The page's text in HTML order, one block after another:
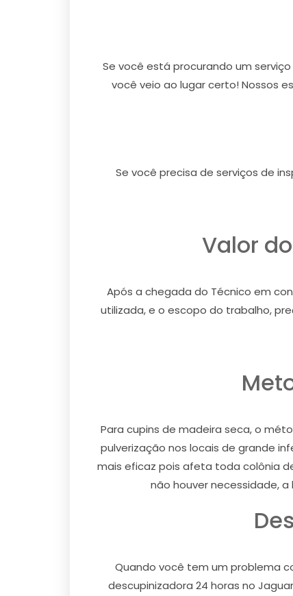
Se você está procurando um
você veio ao lugar certo! Nossos
Se você precisa de serviços de
Valor
Após a chegada do Técnico em
utilizada, e o escopo do trabalho,
Para cupins de madeira seca, o
pulverização nos locais de grande
mais eficaz pois afeta toda colônia
não houver necessidade,
Quando você tem um problema
descupinizadora 24 horas no